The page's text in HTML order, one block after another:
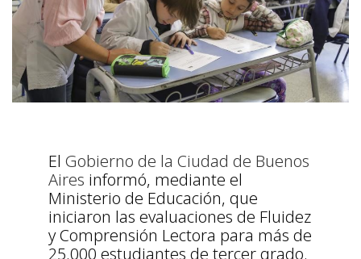
El Gobierno de la Ciudad de Buenos
Aires informó, mediante el
Ministerio de Educación, que
iniciaron las evaluaciones de Fluidez
y Comprensión Lectora para más de
25.000 estudiantes de tercer grado.